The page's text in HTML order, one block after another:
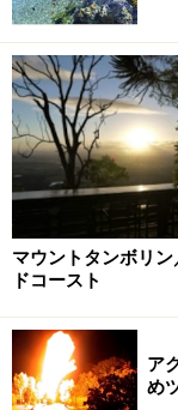
売することもあ
チケットが販売
17700円をプラ
空ではJetMailと
で、お得なニュ
もオススメです。
ス」
マウントタンボリ
ドコースト
ア
め